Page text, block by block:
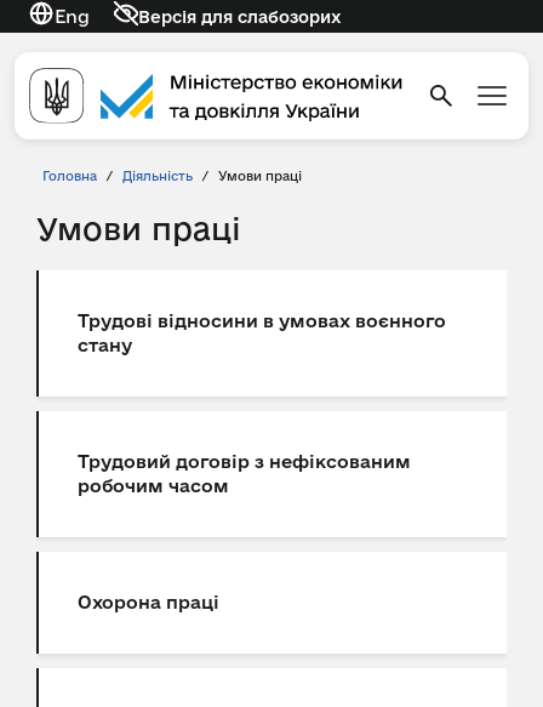
Eng Версія для слабозорих
Головна / Діяльність / Умови праці
Умови праці
Трудові відносини в умовах воєнного
стану
Трудовий договір з нефіксованим
робочим часом
Охорона праці